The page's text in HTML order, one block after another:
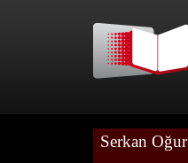
Serkan Oğur